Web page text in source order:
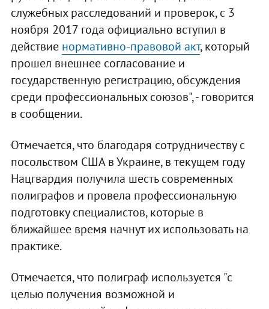
служебных расследований и проверок, с 3
ноября 2017 года официально вступил в
действие нормативно-правовой акт, который
прошел внешнее согласование и
государственную регистрацию, обсуждения
среди профессиональных союзов", - говорится
в сообщении.
Отмечается, что благодаря сотрудничеству с
посольством США в Украине, в текущем году
Нацгвардия получила шесть современных
полиграфов и провела профессиональную
подготовку специалистов, которые в
ближайшее время начнут их использовать на
практике.
Отмечается, что полиграф используется "с
целью получения возможной и